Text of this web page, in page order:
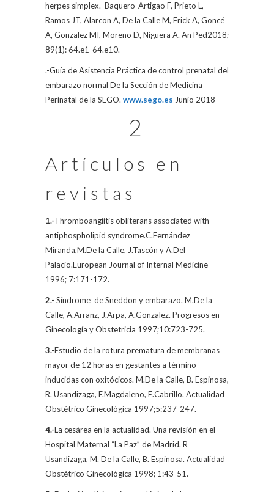
herpes simplex. Baquero-Artigao F, Prieto L,
Ramos JT, Alarcon A, De la Calle M, Frick A, Goncé
A, Gonzalez MI, Moreno D, Niguera A. An Ped2018;
89(1): 64.e1-64.e10.
.-Guía de Asistencia Práctica de control prenatal del
embarazo normal De la Sección de Medicina
Perinatal de la SEGO. www.sego.es Junio 2018
2
Artículos en
revistas
1.-Thromboangiitis obliterans associated with
antiphospholipid syndrome.C.Fernández
Miranda,M.De la Calle, J.Tascón y A.Del
Palacio.European Journal of Internal Medicine
1996; 7:171-172.
2.- Síndrome de Sneddon y embarazo. M.De la
Calle, A.Arranz, J.Arpa, A.Gonzalez. Progresos en
Ginecología y Obstetricia 1997;10:723-725.
3.-Estudio de la rotura prematura de membranas
mayor de 12 horas en gestantes a término
inducidas con oxitócicos. M.De la Calle, B. Espinosa,
R. Usandizaga, F.Magdaleno, E.Cabrillo. Actualidad
Obstétrico Ginecológica 1997;5:237-247.
4.-La cesárea en la actualidad. Una revisión en el
Hospital Maternal “La Paz” de Madrid. R
Usandizaga, M. De la Calle, B. Espinosa. Actualidad
Obstétrico Ginecológica 1998; 1:43-51.